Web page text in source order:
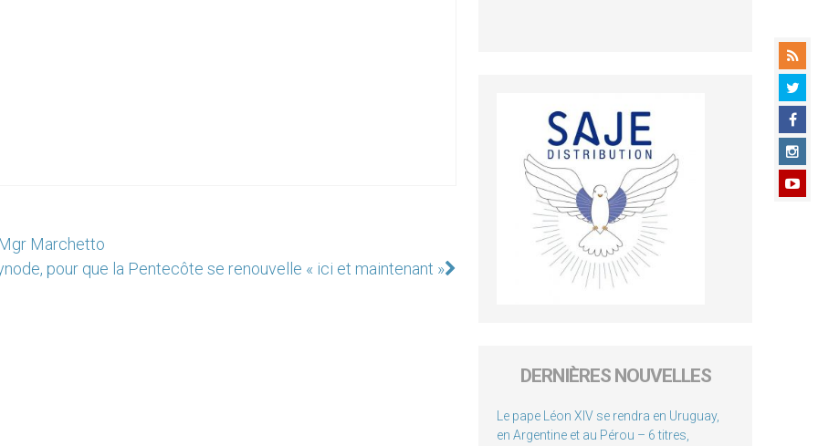
Marchetto
pour que la Pentecôte se renouvelle « ici et maintenant »
DERNIÈRES NOUVELLES
Le pape Léon XIV se rendra en Uruguay,
en Argentine et au Pérou – 6 titres,